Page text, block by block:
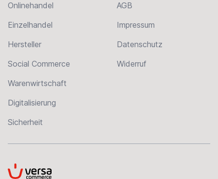
Onlinehandel
Einzelhandel
Hersteller
Social Commerce
Warenwirtschaft
Digitalisierung
Sicherheit
AGB
Impressum
Datenschutz
Widerruf
VersaCommerce